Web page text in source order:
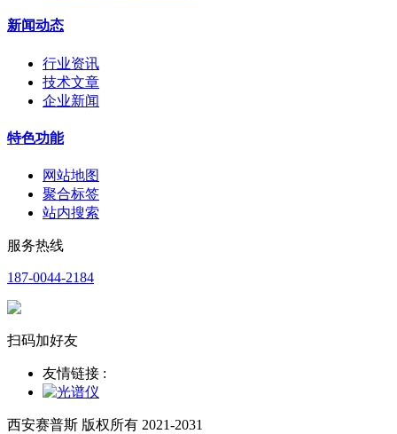
新闻动态
行业资讯
技术文章
企业新闻
特色功能
网站地图
聚合标签
站内搜索
服务热线
187-0044-2184
扫码加好友
友情链接 :
西安赛普斯 版权所有 2021-2031